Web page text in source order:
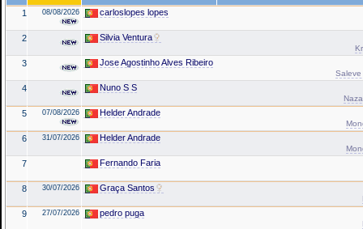
1 08/08/2026 carloslopes lopes
2 Silvia Ventura
3 Jose Agostinho Alves Ribeiro
Saleve
4 Nuno S S
5 07/08/2026 Helder Andrade
6 31/07/2026 Helder Andrade
7 Fernando Faria
8 30/07/2026 Graça Santos
9 27/07/2026 pedro puga